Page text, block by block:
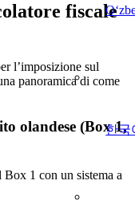
한국
fiscale
l’imposizione sul
panoramica di come
olandese (Box 1,
1 con un sistema a